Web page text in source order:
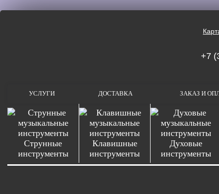
+7
УСЛУГИ ДОСТАВКА ЗАКАЗ И
Струнные
инструменты
Клавишные
инструменты
Духовые
инструменты